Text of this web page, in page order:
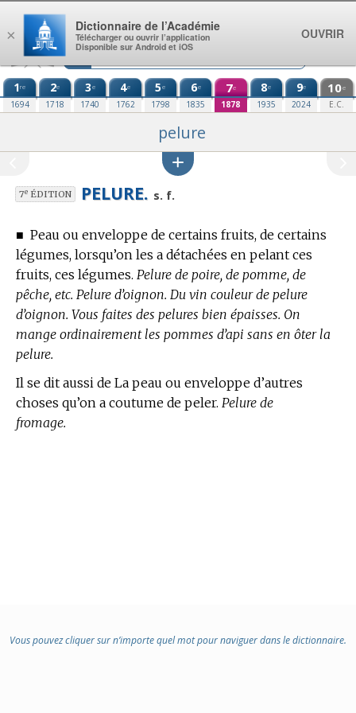
Aller au contenu
1re
1694
2e
1718
3e
1740
4e
1762
5e
1798
6e
1835
7e
1878
8e
1935
9e
2024
10e
E.C.
pelure
7eÉDITION PELURE. s. f.
■ Peau ou enveloppe de certains fruits, de certains
légumes, lorsqu’on les a détachées en pelant ces
fruits, ces légumes. Pelure de poire, de pomme, de
pêche, etc. Pelure d’oignon. Du vin couleur de pelure
d’oignon. Vous faites des pelures bien épaisses. On
mange ordinairement les pommes d’api sans en ôter la
pelure.
Il se dit aussi de La peau ou enveloppe d’autres
choses qu’on a coutume de peler. Pelure de
fromage.
Vous pouvez cliquer sur n’importe quel mot pour naviguer dans le dictionnaire.
×
Dictionnaire de l’Académie
Télécharger ou ouvrir l’application
Disponible sur Android et iOS
OUVRIR